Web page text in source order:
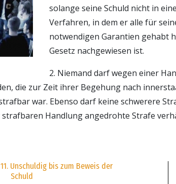
solange seine Schuld nicht in
Verfahren, in dem er alle für
notwendigen Garantien gehabt
Gesetz nachgewiesen ist.
2. Niemand darf wegen einer
die zur Zeit ihrer Begehung nach
war. Ebenso darf keine schwerere
Handlung angedrohte Strafe
11. Unschuldig bis zum Beweis der
Schuld